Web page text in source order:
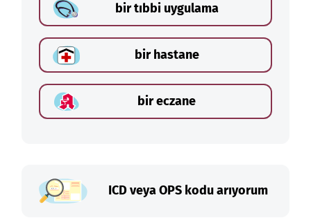
bir tıbbi uygulama
bir hastane
bir eczane
ICD veya OPS kodu arıyorum